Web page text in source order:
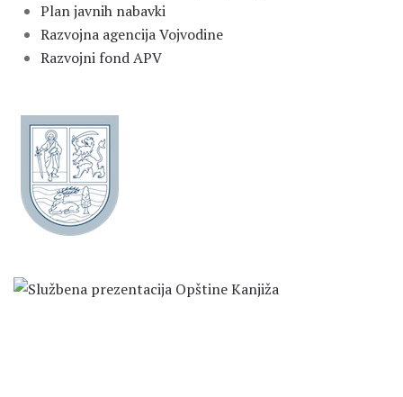
Plan javnih nabavki
Razvojna agencija Vojvodine
Razvojni fond APV